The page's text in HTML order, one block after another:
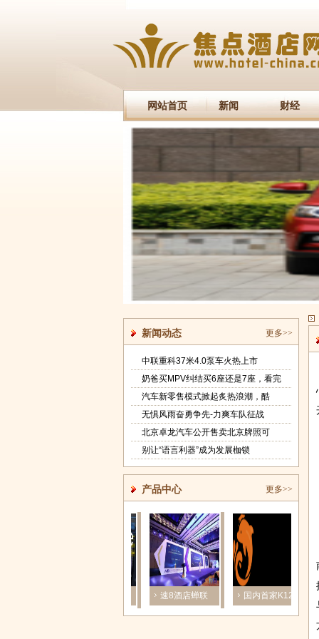
网站首页 新闻 财经
更多>>
新闻动态
中联重科37米4.0泵车火热上市
奶爸买MPV纠结买6座还是7座，看完
汽车新零售模式掀起炙热浪潮，酷
无惧风雨奋勇争先-力爽车队征战
北京卓龙汽车公开售卖北京牌照可
别让“语言利器”成为发展枷锁
更多>>
产品中心
速8酒店蝉联
2017年度“经济
国内首家K12在
线素养学科